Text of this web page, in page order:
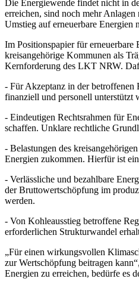
Die Energiewende findet nicht in
erreichen, sind noch mehr
Umstieg auf erneuerbare
Im Positionspapier für
kreisangehörige Kommunen als
Kernforderung des LKT NRW.
- Für Akzeptanz in der
finanziell und personell unterstützt
- Eindeutigen Rechtsrahmen für
schaffen. Unklare rechtliche
- Belastungen des
Energien zukommen. Hierfür ist
- Verlässliche und bezahlbare
der Bruttowertschöpfung im
werden.
- Von Kohleausstieg betroffene
erforderlichen Strukturwandel
„Für einen wirkungsvollen
zur Wertschöpfung beitragen
Energien zu erreichen, bedürfe es